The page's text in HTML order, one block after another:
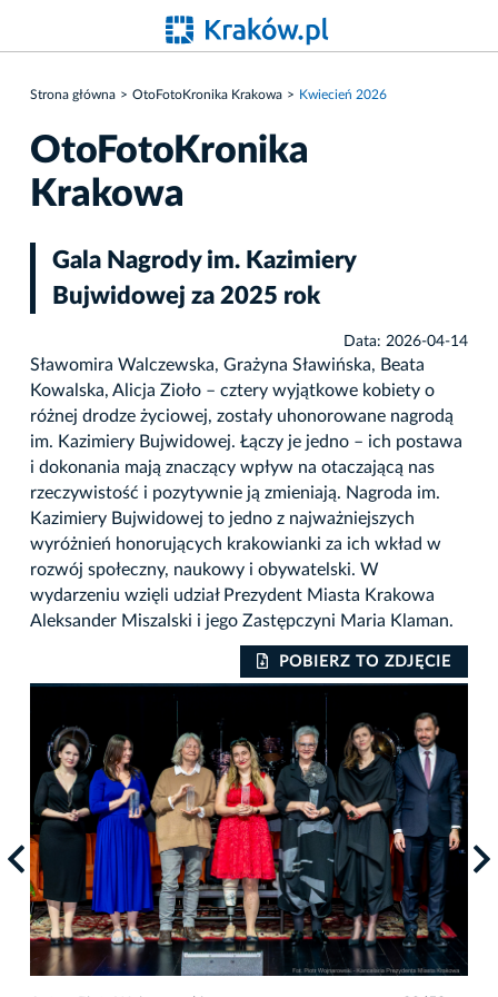
Strona główna OtoFotoKronika Krakowa Kwiecień 2026
OtoFotoKronika
Krakowa
Gala Nagrody im. Kazimiery
Bujwidowej za 2025 rok
Data: 2026-04-14
Sławomira Walczewska, Grażyna Sławińska, Beata
Kowalska, Alicja Zioło – cztery wyjątkowe kobiety o
różnej drodze życiowej, zostały uhonorowane nagrodą
im. Kazimiery Bujwidowej. Łączy je jedno – ich postawa
i dokonania mają znaczący wpływ na otaczającą nas
rzeczywistość i pozytywnie ją zmieniają. Nagroda im.
Kazimiery Bujwidowej to jedno z najważniejszych
wyróżnień honorujących krakowianki za ich wkład w
rozwój społeczny, naukowy i obywatelski. W
wydarzeniu wzięli udział Prezydent Miasta Krakowa
Aleksander Miszalski i jego Zastępczyni Maria Klaman.
POBIERZ TO ZDJĘCIE